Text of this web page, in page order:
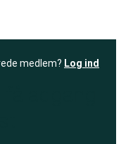
medlem? Log ind